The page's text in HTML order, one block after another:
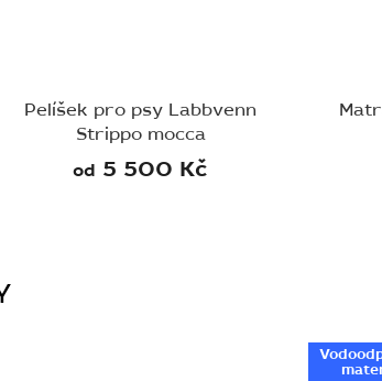
Pelíšek pro psy Labbvenn
Strippo mocca
od 5 500 Kč